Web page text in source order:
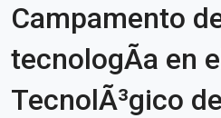
Campamento
tecnologÃ­a en
TecnolÃ³gico